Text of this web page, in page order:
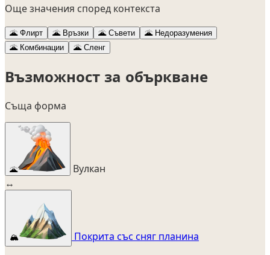
Още значения според контекста
🌋Флирт 🌋Връзки 🌋Съвети 🌋Недоразумения
🌋Комбинации 🌋Сленг
Възможност за объркване
Съща форма
🌋
Вулкан
↔
🏔️
Покрита със сняг планина